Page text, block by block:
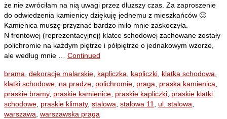
że nie zwróciłam na nią uwagi przez dłuższy czas. Za zaproszenie
do odwiedzenia kamienicy dziękuję jednemu z mieszkańców 🙂
Kamienica muszę przyznać bardzo miło mnie zaskoczyła.
N frontowej (reprezentacyjnej) klatce schodowej zachowane zostały
polichromie na każdym piętrze i półpiętrze o jednakowym wzorze,
ale według mnie … Continued
brama dekoracje malarskie kapliczka kapliczki klatka schodowa
klatki schodowe na pradze polichromie praga praska kamienica
praskie bramy, praskie kamienice praskie kapliczki praskie klatki
schodowe praskie klimaty, stalowa stalowa 11 ul. stalowa
warszawa warszawska praga